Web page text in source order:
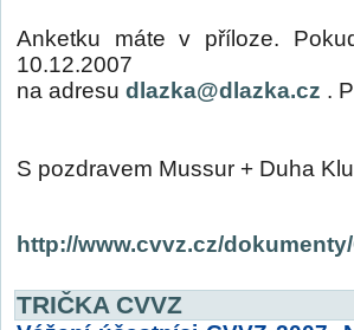
Anketku máte v příloze.
10.12.2007
na adresu dlazka@dlazka.cz .
S pozdravem Mussur + Duha
http://www.cvvz.cz/
TRIČKA CVVZ